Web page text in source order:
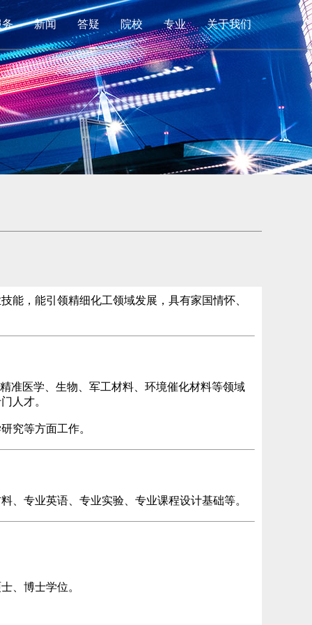
务 新闻 答疑 院校 专业 关于我们
能，能引领精细化工领域发展，具有家国情怀、
准医学、生物、军工材料、环境催化材料等领域
人才。
究等方面工作。
、专业英语、专业实验、专业课程设计基础等。
、博士学位。